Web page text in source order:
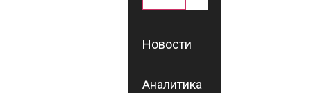
Новости
Аналитика